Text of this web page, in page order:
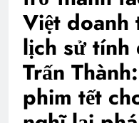
Việt doanh
lịch sử tính
Trấn
phim tết